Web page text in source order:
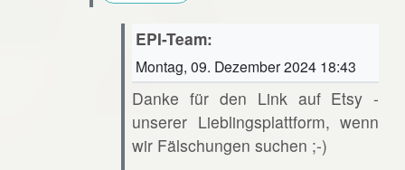
EPI-Team:
Montag, 09. Dezember 2024 18:43
Danke für den Link auf Etsy -
unserer Lieblingsplattform, wenn
wir Fälschungen suchen ;-)